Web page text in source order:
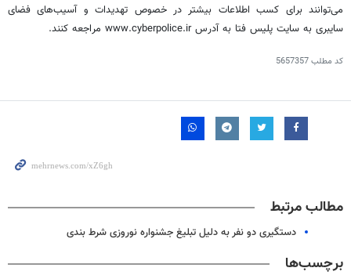
می‌توانند برای کسب اطلاعات بیشتر در خصوص تهدیدات و آسیب‌های فضای
سایبری به سایت پلیس فتا به آدرس www.cyberpolice.ir مراجعه کنند.
کد مطلب5657357
مطالب مرتبط
دستگیری دو نفر به دلیل تبلیغ جشنواره نوروزی شرط بندی
برچسب‌ها